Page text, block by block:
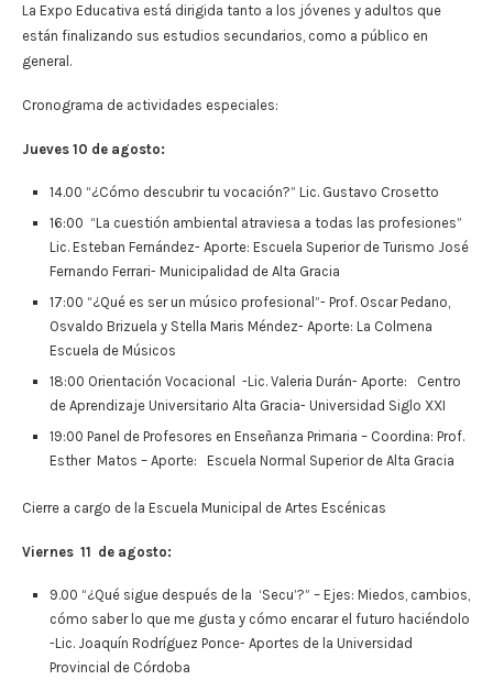
La Expo Educativa está dirigida tanto a los jóvenes y adultos que
están finalizando sus estudios secundarios, como a público en
general.
Cronograma de actividades especiales:
Jueves 10 de agosto:
14.00 “¿Cómo descubrir tu vocación?” Lic. Gustavo Crosetto
16:00 “La cuestión ambiental atraviesa a todas las profesiones”
Lic. Esteban Fernández- Aporte: Escuela Superior de Turismo José
Fernando Ferrari- Municipalidad de Alta Gracia
17:00 “¿Qué es ser un músico profesional”- Prof. Oscar Pedano,
Osvaldo Brizuela y Stella Maris Méndez- Aporte: La Colmena
Escuela de Músicos
18:00 Orientación Vocacional -Lic. Valeria Durán- Aporte: Centro
de Aprendizaje Universitario Alta Gracia- Universidad Siglo XXI
19:00 Panel de Profesores en Enseñanza Primaria – Coordina: Prof.
Esther Matos – Aporte: Escuela Normal Superior de Alta Gracia
Cierre a cargo de la Escuela Municipal de Artes Escénicas
Viernes 11 de agosto:
9.00 “¿Qué sigue después de la ‘Secu’?” – Ejes: Miedos, cambios,
cómo saber lo que me gusta y cómo encarar el futuro haciéndolo
-Lic. Joaquín Rodríguez Ponce- Aportes de la Universidad
Provincial de Córdoba